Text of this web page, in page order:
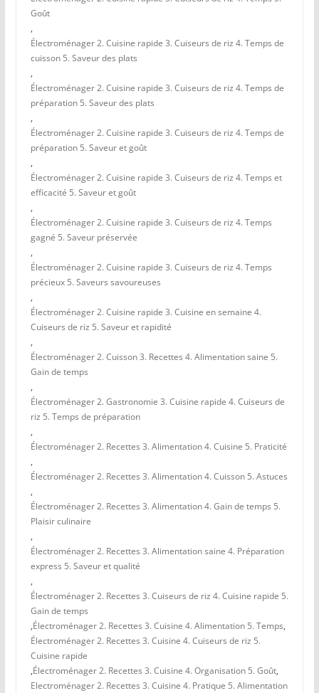
Goût
,
Électroménager 2. Cuisine rapide 3. Cuiseurs de riz 4. Temps de
cuisson 5. Saveur des plats
,
Électroménager 2. Cuisine rapide 3. Cuiseurs de riz 4. Temps de
préparation 5. Saveur des plats
,
Électroménager 2. Cuisine rapide 3. Cuiseurs de riz 4. Temps de
préparation 5. Saveur et goût
,
Électroménager 2. Cuisine rapide 3. Cuiseurs de riz 4. Temps et
efficacité 5. Saveur et goût
,
Électroménager 2. Cuisine rapide 3. Cuiseurs de riz 4. Temps
gagné 5. Saveur préservée
,
Électroménager 2. Cuisine rapide 3. Cuiseurs de riz 4. Temps
précieux 5. Saveurs savoureuses
,
Électroménager 2. Cuisine rapide 3. Cuisine en semaine 4.
Cuiseurs de riz 5. Saveur et rapidité
,
Électroménager 2. Cuisson 3. Recettes 4. Alimentation saine 5.
Gain de temps
,
Électroménager 2. Gastronomie 3. Cuisine rapide 4. Cuiseurs de
riz 5. Temps de préparation
,
Électroménager 2. Recettes 3. Alimentation 4. Cuisine 5. Praticité
,
Électroménager 2. Recettes 3. Alimentation 4. Cuisson 5. Astuces
,
Électroménager 2. Recettes 3. Alimentation 4. Gain de temps 5.
Plaisir culinaire
,
Électroménager 2. Recettes 3. Alimentation saine 4. Préparation
express 5. Saveur et qualité
,
Électroménager 2. Recettes 3. Cuiseurs de riz 4. Cuisine rapide 5.
Gain de temps
,Électroménager 2. Recettes 3. Cuisine 4. Alimentation 5. Temps,
Électroménager 2. Recettes 3. Cuisine 4. Cuiseurs de riz 5.
Cuisine rapide
,Électroménager 2. Recettes 3. Cuisine 4. Organisation 5. Goût,
Electroménager 2. Recettes 3. Cuisine 4. Pratique 5. Alimentation